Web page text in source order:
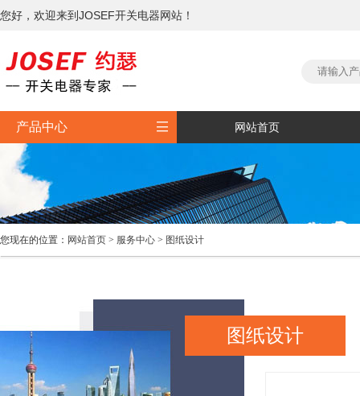
您好，欢迎来到JOSEF开关电器网站！
产品中心  网站首页
您现在的位置： 网站首页 > 服务中心 > 图纸设计
图纸设计